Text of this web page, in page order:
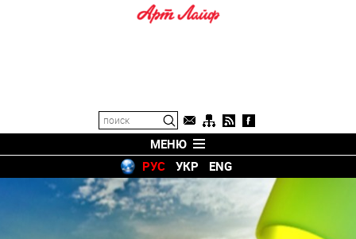
МЕНЮ
РУС
УКР ENG